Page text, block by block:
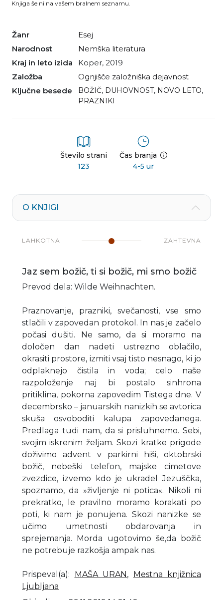
Žanr
esej
Narodnost
nemška literatura
Kraj in leto izida
Koper, 2019
Založba
Ognjišče založniška dejavnost
Ključne besede
BOŽIČ, DUHOVNOST, NOVO LETO,
PRAZNIKI
Število strani
123
Čas branja
4-5 ur
Knjiga še ni na vašem bralnem seznamu.
O KNJIGI
LAHKOTNA ZAHTEVNA
Jaz sem božič, ti si božič, mi smo božič
Prevod dela: Wilde Weihnachten.
Praznovanje, prazniki, svečanosti, vse smo
stlačili v zapovedan protokol. In nas je začelo
počasi dušiti. Ne samo, da si moramo na
določen dan nadeti ustrezno oblačilo,
okrasiti prostore, izmiti vsaj tisto nesnago, ki jo
odplaknejo čistila in voda; celo naše
razpoloženje naj bi postalo sinhrona
pritiklina, pokorna zapovedim Tistega dne. V
decembrsko – januarskih nanizkih se avtorica
skuša osvoboditi kalupa zapovedanega.
Predlaga tudi nam, da si prisluhnemo. Sebi,
svojim iskrenim željam. Skozi kratke prigode
doživimo advent v parkirni hiši, oktobrski
božič, nebeški telefon, majske cimetove
zvezdice, izvemo kdo je ukradel Jezuščka,
spoznamo, da »življenje ni potica«. Nikoli ni
prekratko, le pravilno moramo korakati po
poti, ki nam je ponujena. Skozi nanizke se
učimo umetnosti obdarovanja in
sprejemanja. Morda ugotovimo še,da božič
ne potrebuje razkošja ampak nas.
Prispeval(a): MAŠA URAN ,
Mestna knjižnica
Ljubljana